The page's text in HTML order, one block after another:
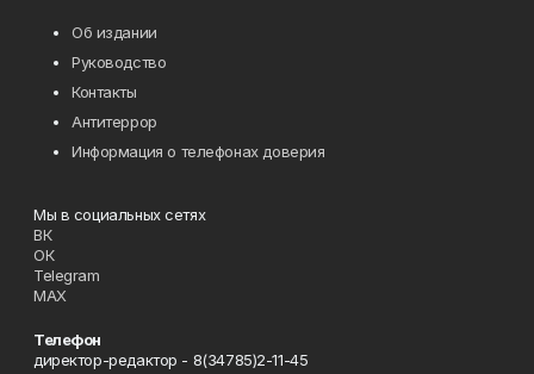
Об издании
Руководство
Контакты
Антитеррор
Информация о телефонах доверия
Мы в социальных сетях
ВК
ОК
Telegram
MAX
Телефон
директор-редактор - 8(34785)2-11-45